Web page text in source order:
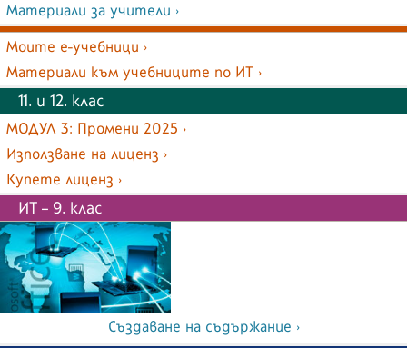
Материали за учители ›
Моите е-учебници ›
Материали към учебниците по ИТ ›
11. и 12. клас
МОДУЛ 3: Промени 2025 ›
Използване на лиценз ›
Купете лиценз ›
ИТ – 9. клас
Създаване на съдържание ›